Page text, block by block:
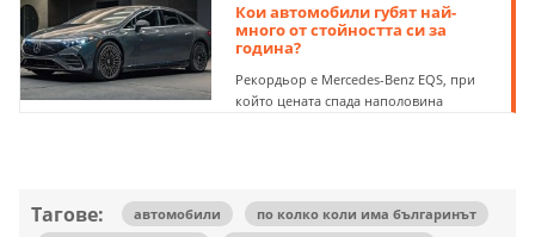
Кои автомобили губят най-
много от стойността си за
година?
Рекордьор е Mercedes-Benz EQS, при
който цената спада наполовина
Тагове: автомобили
по колко коли има българинът